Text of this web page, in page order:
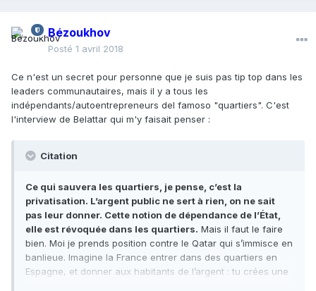
Bézoukhov
Posté 1 avril 2018
Ce n'est un secret pour personne que je suis pas tip top dans les
leaders communautaires, mais il y a tous les
indépendants/autoentrepreneurs del famoso "quartiers". C'est
l'interview de Belattar qui m'y faisait penser :
Citation
Ce qui sauvera les quartiers, je pense, c’est la
privatisation. L’argent public ne sert à rien, on ne sait
pas leur donner. Cette notion de dépendance de l’État,
elle est révoquée dans les quartiers. Mais il faut le faire
bien. Moi je prends position contre le Qatar qui s’immisce en
banlieue. Imagine la France entrer dans des quartiers en
Espagne, et donner aux habitants de l’argent : tu crées une